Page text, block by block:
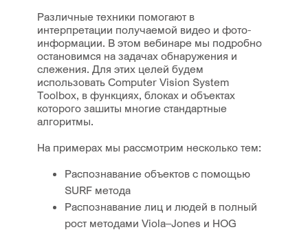
Различные техники помогают в
интерпретации получаемой видео и фото-
информации. В этом вебинаре мы подробно
остановимся на задачах обнаружения и
слежения. Для этих целей будем
использовать Computer Vision System
Toolbox, в функциях, блоках и объектах
которого зашиты многие стандартные
алгоритмы.
На примерах мы рассмотрим несколько тем:
Распознавание объектов с помощью
SURF метода
Распознавание лиц и людей в полный
рост методами Viola–Jones и HOG